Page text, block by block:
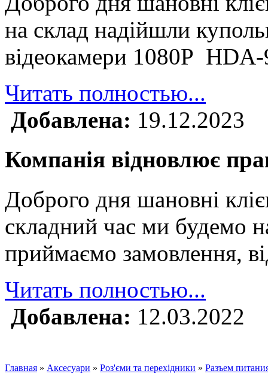
на склад надійшли
відеокамери 1080P
Читать полностью...
Добавлена: 19.12.2023
Компанія відновлює
Доброго дня шановні
складний час ми будемо
приймаємо замовлення,
Читать полностью...
Добавлена: 12.03.2022
Главная » Аксесуари » Роз'єми та перехідники » Разъем